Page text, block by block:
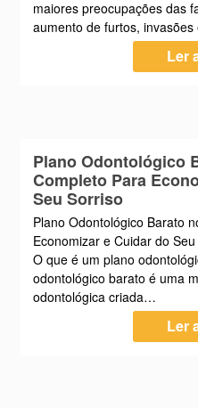
maiores preocupações das
aumento de furtos,
Ler
Plano Odontológico
Completo Para
Seu Sorriso
Plano Odontológico Barato
Economizar e Cuidar do
O que é um plano
odontológico barato é uma
odontológica criada…
Ler